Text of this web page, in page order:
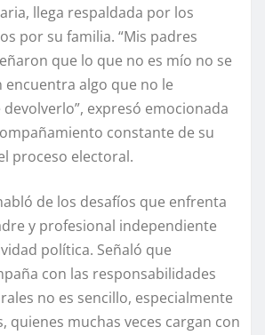
llega respaldada por los
por su familia. “Mis padres
que lo que no es mío no se
encuentra algo que no le
expresó emocionada
constante de su
proceso electoral.
de los desafíos que enfrenta
y profesional independiente
política. Señaló que
con las responsabilidades
no es sencillo, especialmente
quienes muchas veces cargan con